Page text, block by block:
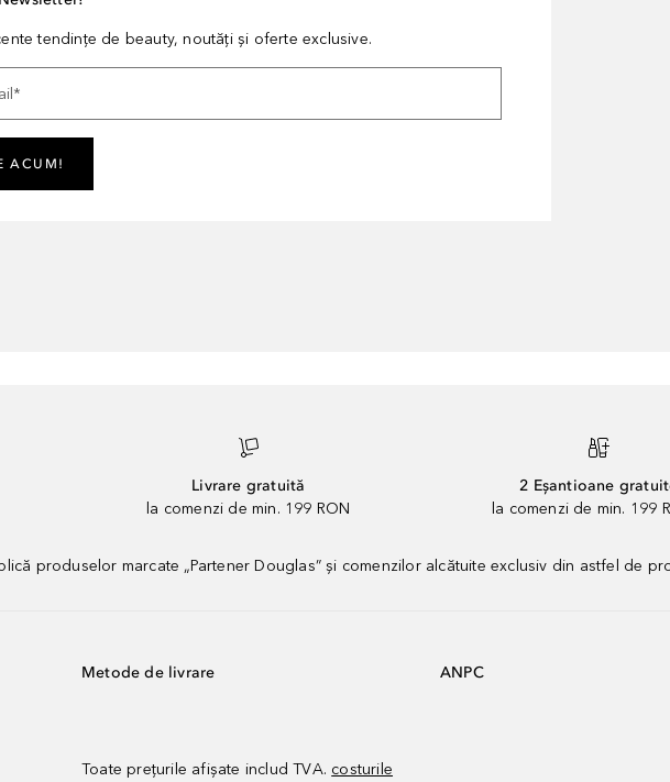
tendințe de beauty, noutăți și oferte exclusive.
*
ACUM!
Livrare gratuită
la comenzi de min. 199 RON
2 Eșantioane
la comenzi de min. 199
produselor marcate „Partener Douglas” și comenzilor alcătuite exclusiv din astfel de
Metode de livrare
Toate prețurile afișate includ TVA. costurile
ANPC